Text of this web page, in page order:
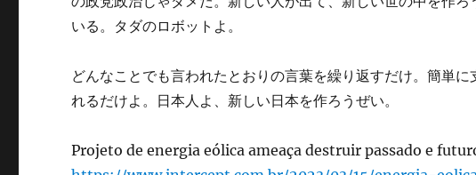
いる。タダのロボットよ。
どんなことでも言われたとおりの言葉を繰り返すだけ。簡単
れるだけよ。日本人よ、新しい日本を作ろうぜい。
Projeto de energia eólica ameaça destruir passado e